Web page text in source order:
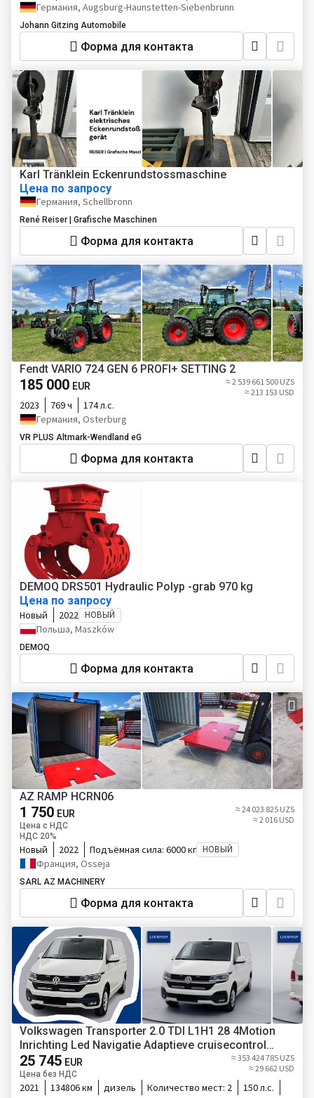
Германия, Augsburg-Haunstetten-Siebenbrunn
Johann Gitzing Automobile
Форма для контакта
Karl Tränklein Eckenrundstossmaschine
Цена по запросу
Германия, Schellbronn
René Reiser | Grafische Maschinen
Форма для контакта
Fendt VARIO 724 GEN 6 PROFI+ SETTING 2
185 000 EUR
≈ 2 539 661 500 UZS
≈ 213 153 USD
2023 769 ч
174 л.с.
Германия, Osterburg
VR PLUS Altmark-Wendland eG
Форма для контакта
DEMOQ DRS501 Hydraulic Polyp -grab 970 kg
Цена по запросу
Новый 2022 НОВЫЙ
Польша, Maszków
DEMOQ
Форма для контакта
AZ RAMP HCRN06
1 750 EUR
Цена с НДС
НДС 20%
≈ 24 023 825 UZS
≈ 2 016 USD
Новый 2022 Подъёмная сила: 6000 кг НОВЫЙ
Франция, Osseja
SARL AZ MACHINERY
Форма для контакта
Volkswagen Transporter 2.0 TDI L1H1 28 4Motion
Inrichting Led Navigatie Adaptieve cruisecontrol
Schuifdeur L+R Leder Stoelverwarming
25 745 EUR
Цена без НДС
≈ 353 424 785 UZS
≈ 29 662 USD
2021 134806 км дизель Количество мест: 2
150 л.с.